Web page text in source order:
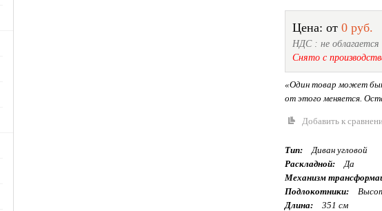
Цена: от 0 руб.
НДС : не облагается
Снято с
«Один товар может
от этого меняется.
Добавить к
Тип:
Диван угловой
Раскладной:
Да
Механизм
Подлокотники:
Длина:
351 см